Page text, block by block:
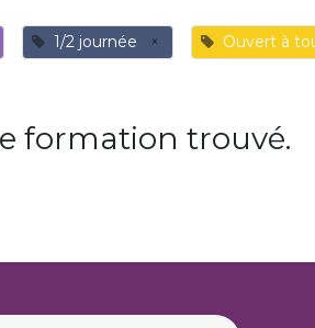
1/2 journée × Ouvert à
formation trouvé.